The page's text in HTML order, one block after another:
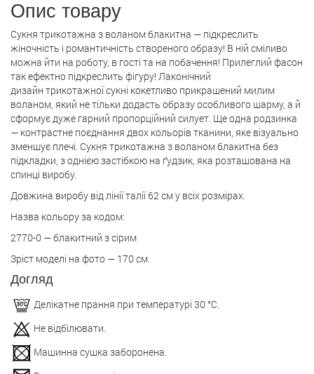
Опис товару
Сукня трикотажна з воланом блакитна — підкреслить
жіночність і романтичність створеного образу! В ній сміливо
можна йти на роботу, в гості та на побачення! Прилеглий фасон
так ефектно підкреслить фігуру! Лаконічний
дизайн трикотажної сукні кокетливо прикрашений милим
воланом, який не тільки додасть образу особливого шарму, а й
сформує дуже гарний пропорційний силует. Ще одна родзинка
— контрастне поєднання двох кольорів тканини, яке візуально
зменшує плечі. Сукня трикотажна з воланом блакитна без
підкладки, з однією застібкою на ґудзик, яка розташована на
спинці виробу.
Довжина виробу від лінії талії 62 см у всіх розмірах.
Назва кольору за кодом:
2770-0 — блакитний з сірим
Зріст моделі на фото — 170 см.
Догляд
Делікатне прання при температурі 30 °С.
Не відбілювати.
Машинна сушка заборонена.